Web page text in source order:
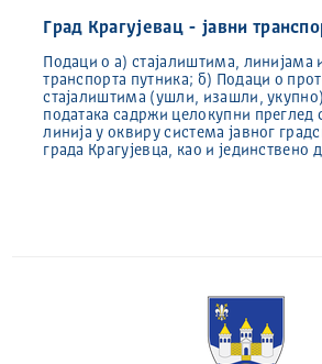
Град Крагујевац - јавни
Подаци о а) стајалиштима, линијама
транспорта путника; б) Подаци о
стајалиштима (ушли, изашли, укупно)
података садржи целокупни преглед
линија у оквиру система јавног
града Крагујевца, као и